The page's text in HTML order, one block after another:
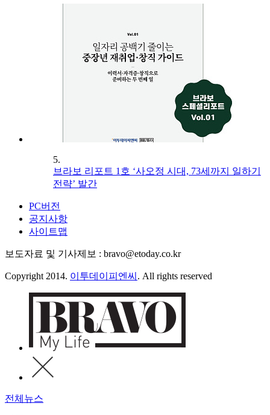
5.
브라보 리포트 1호 ‘사오정 시대, 73세까지 일하기
전략’ 발간
PC버전
공지사항
사이트맵
보도자료 및 기사제보 : bravo@etoday.co.kr
Copyright 2014. 이투데이피엔씨 . All rights reserved
전체뉴스